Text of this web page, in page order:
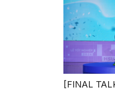
[FINAL